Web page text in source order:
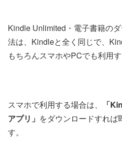
Kindle Unlimited・電子書籍の
法は、Kindleと全く同じで、
もちろんスマホやPCでも利用
スマホで利用する場合は、
「
アプリ」 をダウンロードすれ
す。